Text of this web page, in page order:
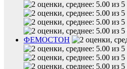
ФЕМОСТОН